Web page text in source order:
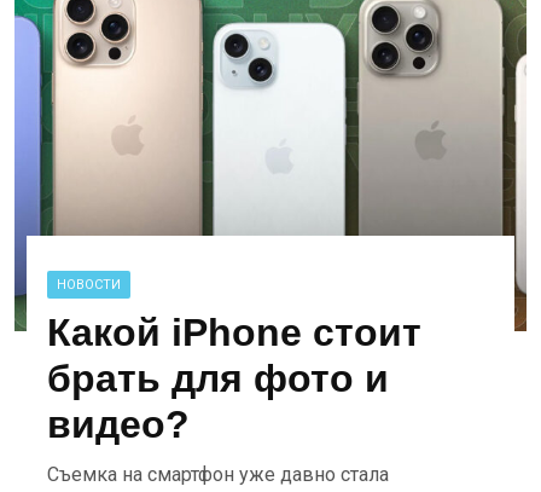
НОВОСТИ
Какой iPhone стоит
брать для фото и
видео?
Съемка на смартфон уже давно стала